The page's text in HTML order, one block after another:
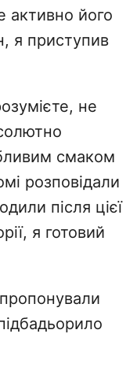
активно його
я приступив
не
смаком
розповідали
після цієї
я готовий